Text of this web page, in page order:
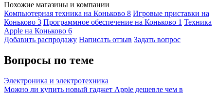
Похожие магазины и компании
Компьютерная техника на Коньково 8 Игровые приставки на
Коньково 3 Программное обеспечение на Коньково 1 Техника
Apple на Коньково 6
Добавить раcпродажу Написать отзыв Задать вопрос
Вопросы по теме
Электроника и электротехника
Можно ли купить новый гаджет Apple дешевле чем в